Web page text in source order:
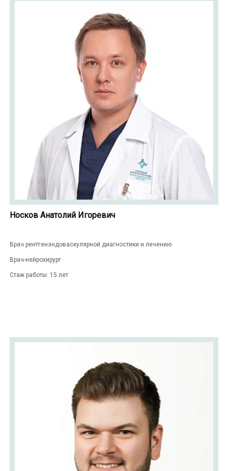
Носков Анатолий Игоревич
Врач рентгенэндоваскулярной диагностики и лечению
Врач-нейрохирург
Стаж работы: 15 лет